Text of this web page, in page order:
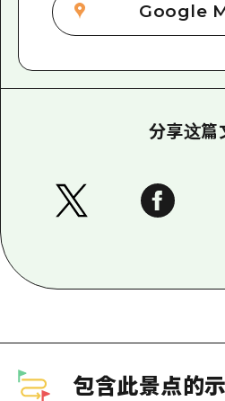
Google
分享这篇
包含此景点的